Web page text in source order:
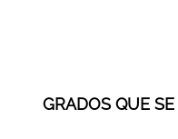
GRADOS QUE